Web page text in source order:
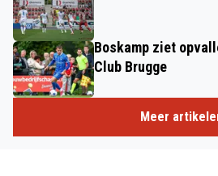
Boskamp ziet
Club Brugge
Meer